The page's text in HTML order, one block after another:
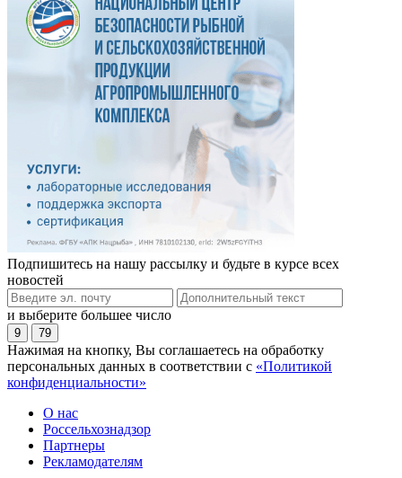
Подпишитесь на нашу рассылку и будьте в курсе всех
новостей
и выберите большее число
9 79
Нажимая на кнопку, Вы соглашаетесь на обработку
персональных данных в соответствии с «Политикой
конфиденциальности»
О нас
Россельхознадзор
Партнеры
Рекламодателям